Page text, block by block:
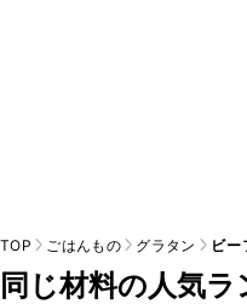
TOP ごはんもの グラタン ビ
同じ材料の人気